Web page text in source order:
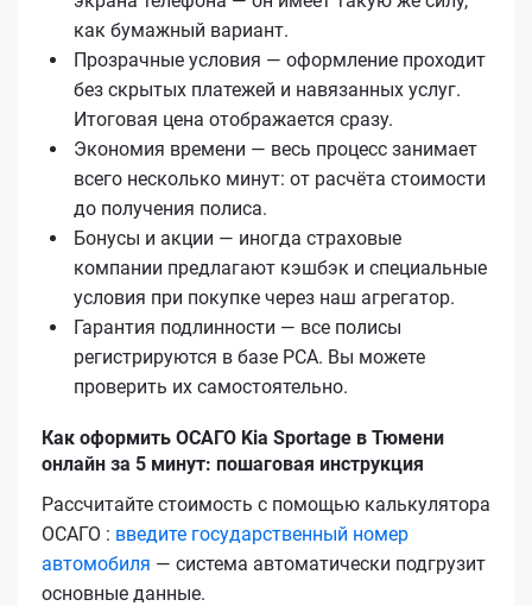
как бумажный вариант.
Прозрачные условия — оформление проходит
без скрытых платежей и навязанных услуг.
Итоговая цена отображается сразу.
Экономия времени — весь процесс занимает
всего несколько минут: от расчёта стоимости
до получения полиса.
Бонусы и акции — иногда страховые
компании предлагают кэшбэк и специальные
условия при покупке через наш агрегатор.
Гарантия подлинности — все полисы
регистрируются в базе РСА. Вы можете
проверить их самостоятельно.
Как оформить ОСАГО Kia Sportage в Тюмени
онлайн за 5 минут: пошаговая инструкция
Рассчитайте стоимость с помощью калькулятора
ОСАГО : введите государственный номер
автомобиля — система автоматически подгрузит
основные данные.